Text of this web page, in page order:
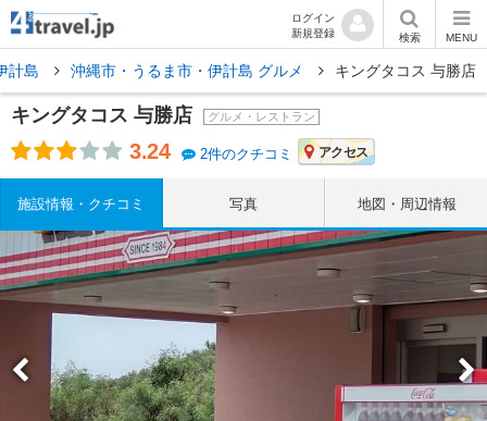
ログイン
新規登録
検索 MENU
計島 沖縄市・うるま市・伊計島 グルメ キングタコス 与勝店
キングタコス 与勝店 グルメ・レストラン
3.24 2件のクチコミ アクセス
施設情報・クチコミ 写真 地図・周辺情報